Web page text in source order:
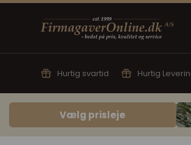
Hurtig svartid Hurtig
Vælg prisleje